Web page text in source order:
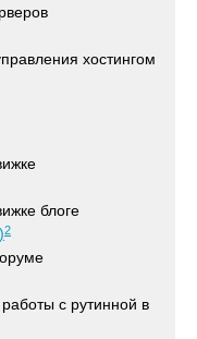
хостингом
блоге
2
с рутинной в